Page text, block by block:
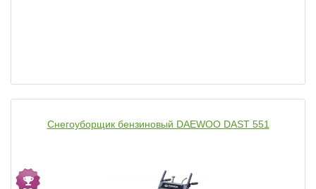
Снегоуборщик бензиновый DAEWOO DAST 551